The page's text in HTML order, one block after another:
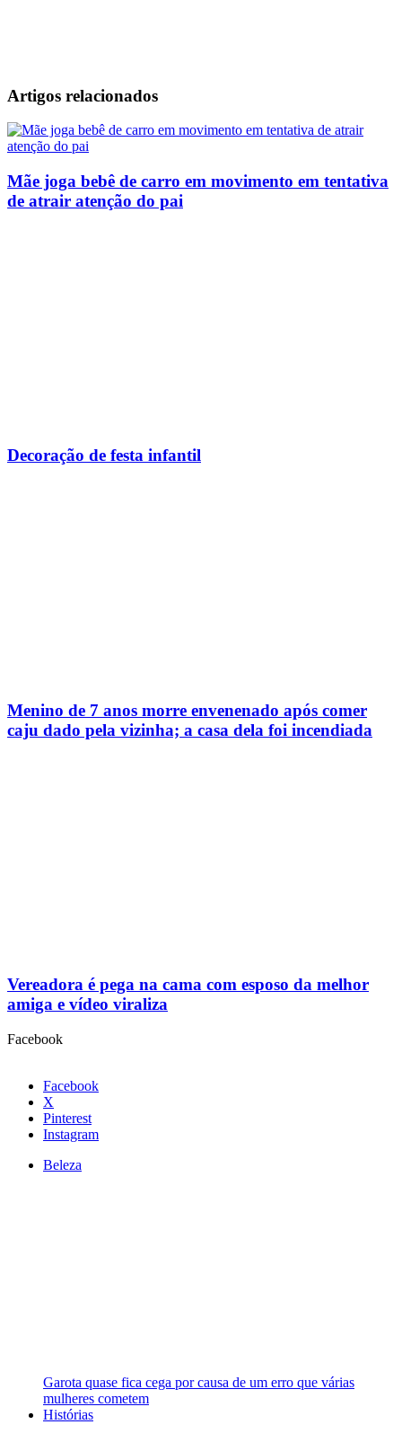
Artigos relacionados
Mãe joga bebê de carro em movimento em tentativa
de atrair atenção do pai
Decoração de festa infantil
Menino de 7 anos morre envenenado após comer
caju dado pela vizinha; a casa dela foi incendiada
Vereadora é pega na cama com esposo da melhor
amiga e vídeo viraliza
Facebook
Facebook
X
Pinterest
Instagram
Beleza
Garota quase fica cega por causa de um erro que várias
mulheres cometem
Histórias